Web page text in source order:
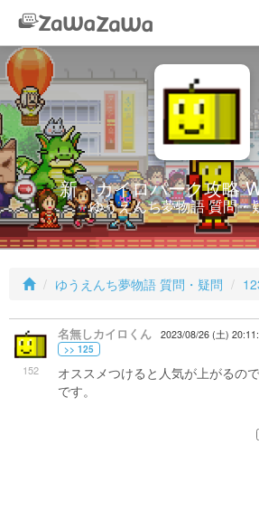
新・カイロパーク攻略
ゆうえんち夢物語 質問・
ゆうえんち夢物語 質問・疑問
152
名無しカイロくん 2023/08/26 (土)
>> 125
オススメつけると人気が上がるの
です。